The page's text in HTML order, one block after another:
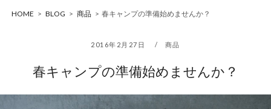
HOME > BLOG > 商品 > 春キャンプの準備始めませんか？
2016年2月27日 商品
春キャンプの準備始めませんか？